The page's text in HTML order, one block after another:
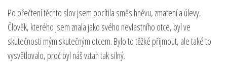
Po přečtení těchto slov jsem pocítila směs hněvu, zmatení a úlevy.
Člověk, kterého jsem znala jako svého nevlastního otce, byl ve
skutečnosti mým skutečným otcem. Bylo to těžké přijmout, ale také to
vysvětlovalo, proč byl náš vztah tak silný.